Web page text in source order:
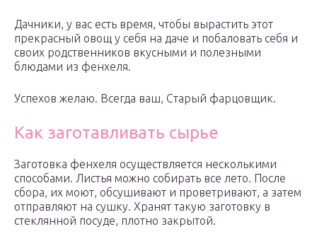
Дачники, у вас есть время, чтобы вырастить этот
прекрасный овощ у себя на даче и побаловать себя и
своих родственников вкусными и полезными
блюдами из фенхеля.
Успехов желаю. Всегда ваш, Старый фарцовщик.
Как заготавливать сырье
Заготовка фенхеля осуществляется несколькими
способами. Листья можно собирать все лето. После
сбора, их моют, обсушивают и проветривают, а затем
отправляют на сушку. Хранят такую заготовку в
стеклянной посуде, плотно закрытой.